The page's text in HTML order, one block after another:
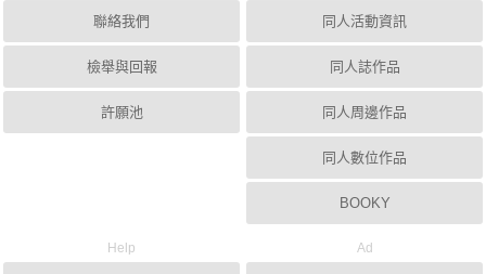
聯絡我們
檢舉與回報
許願池
同人活動資訊
同人誌作品
同人周邊作品
同人數位作品
BOOKY
Help Ad